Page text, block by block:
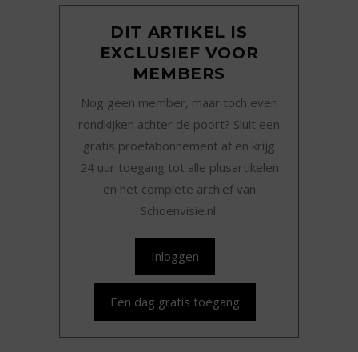
DIT ARTIKEL IS
EXCLUSIEF VOOR
MEMBERS
Nog geen member, maar toch even
rondkijken achter de poort? Sluit een
gratis proefabonnement af en krijg
24 uur toegang tot alle plusartikelen
en het complete archief van
Schoenvisie.nl.
Inloggen
Een dag gratis toegang